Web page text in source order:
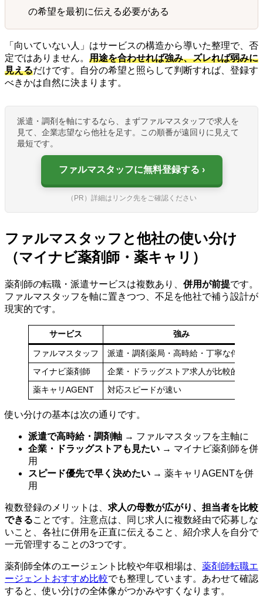
の希望を最初に伝える必要がある
「向いていない人」はサービスの構造から導いた整理で、否
定ではありません。 用途を合わせれば強み、ズレれば弱みに
見えるだけです。自分の希望と照らして判断すれば、登録す
べきかは自然に決まります。
派遣・調剤を軸にするなら、まずファルマスタッフで求人を
見て、企業志望なら他社を足す。この順番が遠回りに見えて
最短です。
ファルマスタッフに無料登録する
（PR）詳細はリンク先をご確認ください
ファルマスタッフと他社の使い分け
（マイナビ薬剤師・薬キャリ）
薬剤師の転職・派遣サービスは複数あり、 併用が前提です。
ファルマスタッフを軸に置きつつ、不足を他社で補う設計が
現実的です。
サービス 強み
ファルマスタッフ 派遣・調剤薬局・高時給・丁寧な伴走
マイナビ薬剤師 企業・ドラッグストア求人が比較的豊富
薬キャリAGENT 対応スピードが速い
使い分けの基本は次の通りです。
派遣で高時給・調剤軸 → ファルマスタッフを主軸に
企業・ドラッグストアも見たい → マイナビ薬剤師を併
用
スピード優先で早く決めたい → 薬キャリAGENTを併
用
複数登録のメリットは、 求人の母数が広がり、担当者を比較
できることです。注意点は、同じ求人に複数経由で応募しな
いこと、各社に併用を正直に伝えること、紹介求人を自分で
一元管理することの3つです。
薬剤師全体のエージェント比較や年収相場は、 薬剤師転職エ
ージェントおすすめ比較でも整理しています。あわせて確認
すると、使い分けの全体像がつかみやすくなります。